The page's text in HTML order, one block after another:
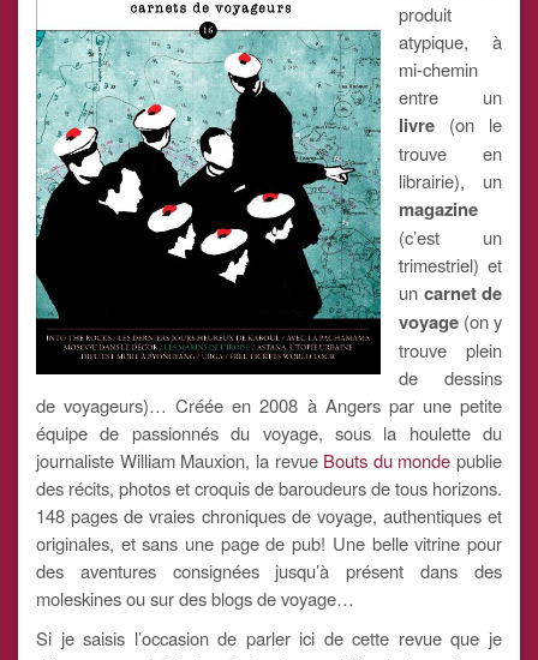
produit
atypique, à
mi-chemin
entre un
livre (on le
trouve en
librairie), un
magazine
(c’est un
trimestriel) et
un carnet de
voyage (on y
trouve plein
de dessins
de voyageurs)… Créée en 2008 à Angers par une petite
équipe de passionnés du voyage, sous la houlette du
journaliste William Mauxion, la revue Bouts du monde publie
des récits, photos et croquis de baroudeurs de tous horizons.
148 pages de vraies chroniques de voyage, authentiques et
originales, et sans une page de pub! Une belle vitrine pour
des aventures consignées jusqu’à présent dans des
moleskines ou sur des blogs de voyage…
Si je saisis l’occasion de parler ici de cette revue que je